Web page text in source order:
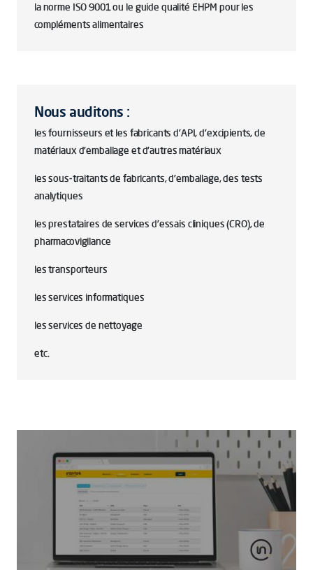
la norme ISO 9001 ou le guide qualité EHPM pour les
compléments alimentaires
Nous auditons :
les fournisseurs et les fabricants d'API, d'excipients, de
matériaux d'emballage et d'autres matériaux
les sous-traitants de fabricants, d'emballage, des tests
analytiques
les prestataires de services d'essais cliniques (CRO), de
pharmacovigilance
les transporteurs
les services informatiques
les services de nettoyage
etc.